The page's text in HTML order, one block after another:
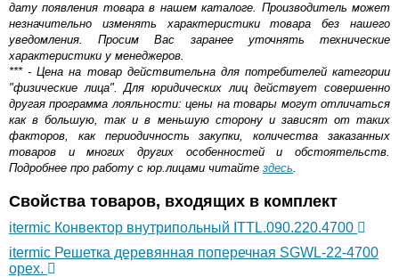
дату появления товара в нашем каталоге. Производитель может
незначительно изменять характеристики товара без нашего
уведомления. Просим Вас заранее уточнять технические
характеристики у менеджеров.
*** - Цена на товар действительна для потребителей категории
"физические лица". Для юридических лиц действует совершенно
другая программа лояльности: цены на товары могут отличаться
как в большую, так и в меньшую сторону и зависят от таких
факторов, как периодичность закупки, количества заказанных
товаров и многих других особенностей и обстоятельств.
Подробнее про работу с юр.лицами читайте здесь.
Свойства товаров, входящих в комплект
itermic Конвектор внутрипольный ITTL.090.220.4700
itermic Решетка деревянная поперечная SGWL-22-4700
орех.